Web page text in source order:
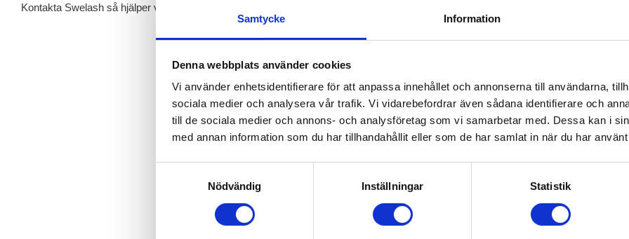
Samtycke Information
Denna webbplats använder cookies
Vi använder enhetsidentifierare för att anpassa innehållet och annonserna till användarna,
sociala medier och analysera vår trafik. Vi vidarebefordrar även sådana identifierare och
till de sociala medier och annons- och analysföretag som vi samarbetar med. Dessa kan i
med annan information som du har tillhandahållit eller som de har samlat in när du har
Nödvändig Inställningar Statistik
Kontakta Swelash så hjälper vi er att ta fram en lösning som passar just era behov!